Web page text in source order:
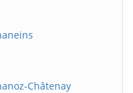
Châtenay